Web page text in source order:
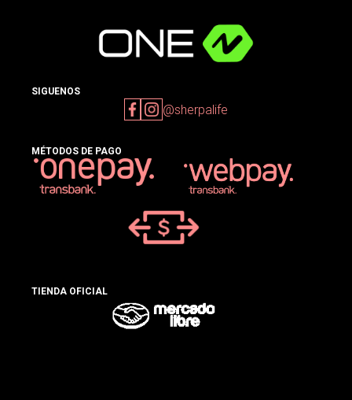
SIGUENOS
@sherpalife
MÉTODOS DE PAGO
TIENDA OFICIAL